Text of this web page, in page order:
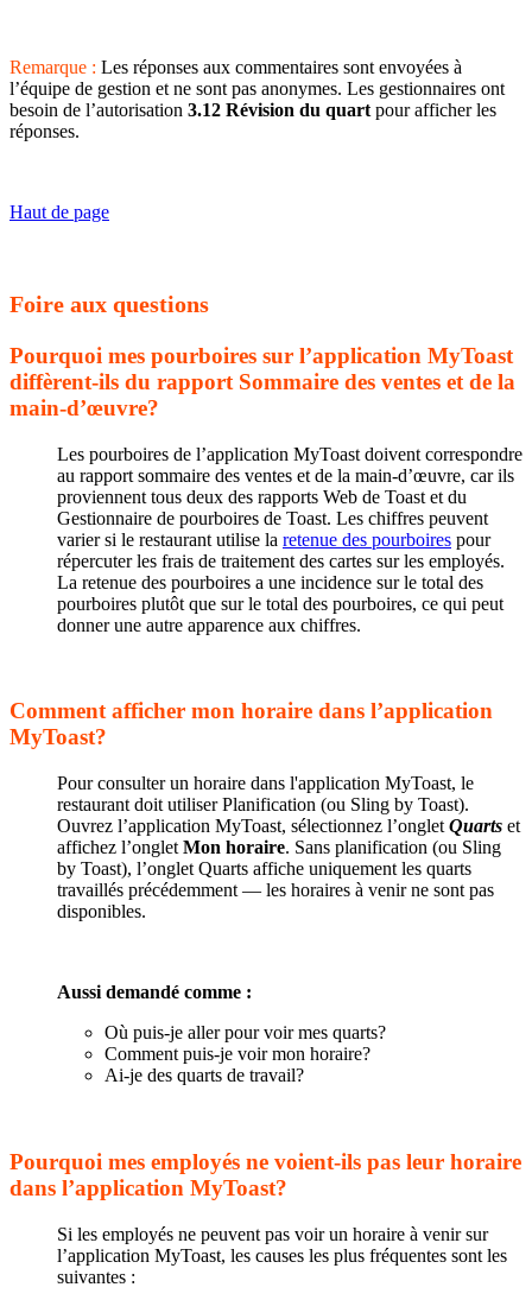
Remarque : Les réponses aux commentaires sont envoyées à
l’équipe de gestion et ne sont pas anonymes. Les gestionnaires ont
besoin de l’autorisation 3.12 Révision du quart pour afficher les
réponses.
Haut de page
Foire aux questions
Pourquoi mes pourboires sur l’application MyToast
diffèrent-ils du rapport Sommaire des ventes et de la
main-d’œuvre?
Les pourboires de l’application MyToast doivent correspondre
au rapport sommaire des ventes et de la main-d’œuvre, car ils
proviennent tous deux des rapports Web de Toast et du
Gestionnaire de pourboires de Toast. Les chiffres peuvent
varier si le restaurant utilise la retenue des pourboires pour
répercuter les frais de traitement des cartes sur les employés.
La retenue des pourboires a une incidence sur le total des
pourboires plutôt que sur le total des pourboires, ce qui peut
donner une autre apparence aux chiffres.
Comment afficher mon horaire dans l’application
MyToast?
Pour consulter un horaire dans l'application MyToast, le
restaurant doit utiliser Planification (ou Sling by Toast).
Ouvrez l’application MyToast, sélectionnez l’onglet Quarts et
affichez l’onglet Mon horaire. Sans planification (ou Sling
by Toast), l’onglet Quarts affiche uniquement les quarts
travaillés précédemment — les horaires à venir ne sont pas
disponibles.
Aussi demandé comme :
Où puis-je aller pour voir mes quarts?
Comment puis-je voir mon horaire?
Ai-je des quarts de travail?
Pourquoi mes employés ne voient-ils pas leur horaire
dans l’application MyToast?
Si les employés ne peuvent pas voir un horaire à venir sur
l’application MyToast, les causes les plus fréquentes sont les
suivantes :